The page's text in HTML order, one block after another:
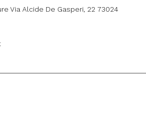
Via Alcide De Gasperi, 22 73024